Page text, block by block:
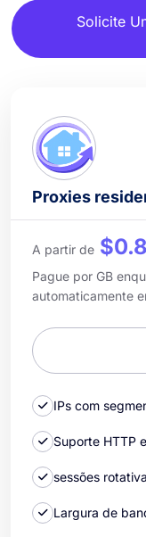
Solicite
Proxies
A partir de
Pague por GB
automaticamente
IPs com
Suporte HTTP
sessões
Largura de